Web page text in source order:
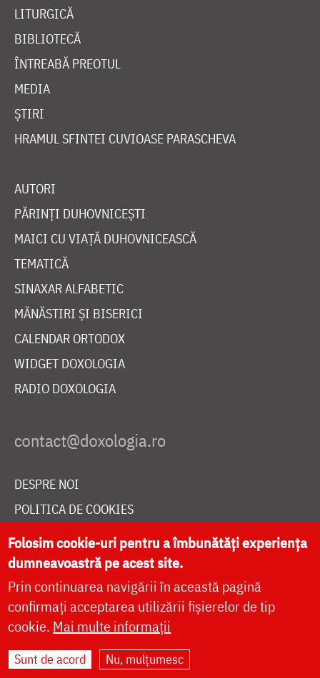
LITURGICĂ
BIBLIOTECĂ
ÎNTREABĂ PREOTUL
MEDIA
ȘTIRI
HRAMUL SFINTEI CUVIOASE PARASCHEVA
AUTORI
PĂRINȚI DUHOVNICEȘTI
MAICI CU VIAȚĂ DUHOVNICEASCĂ
TEMATICĂ
SINAXAR ALFABETIC
MĂNĂSTIRI ȘI BISERICI
CALENDAR ORTODOX
WIDGET DOXOLOGIA
RADIO DOXOLOGIA
DESPRE NOI
POLITICA DE COOKIES
DONEAZĂ ONLINE PENTRU CATEDRALA NAȚIONALĂ
LIVE
Site dezvoltat deDOXOLOGIA MEDIA
Folosim cookie-uri pentru a îmbunătăți experiența
dumneavoastră pe acest site.
Prin continuarea navigării în această pagină
confirmați acceptarea utilizării fișierelor de tip
cookie. Mai multe informații
Sunt de acord Nu, mulțumesc